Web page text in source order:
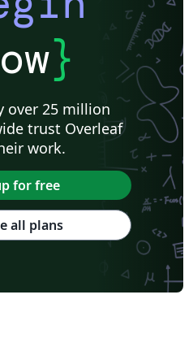
}
over 25 million
trust Overleaf
work.
for free
all plans